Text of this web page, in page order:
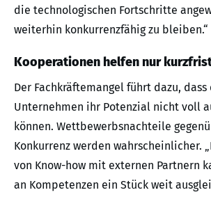
die technologischen Fortschritte
weiterhin konkurrenzfähig zu bleiben.“
Kooperationen helfen nur
Der Fachkräftemangel führt dazu,
Unternehmen ihr Potenzial nicht voll
können. Wettbewerbsnachteile
Konkurrenz werden wahrscheinlicher.
von Know-how mit externen Partnern
an Kompetenzen ein Stück weit